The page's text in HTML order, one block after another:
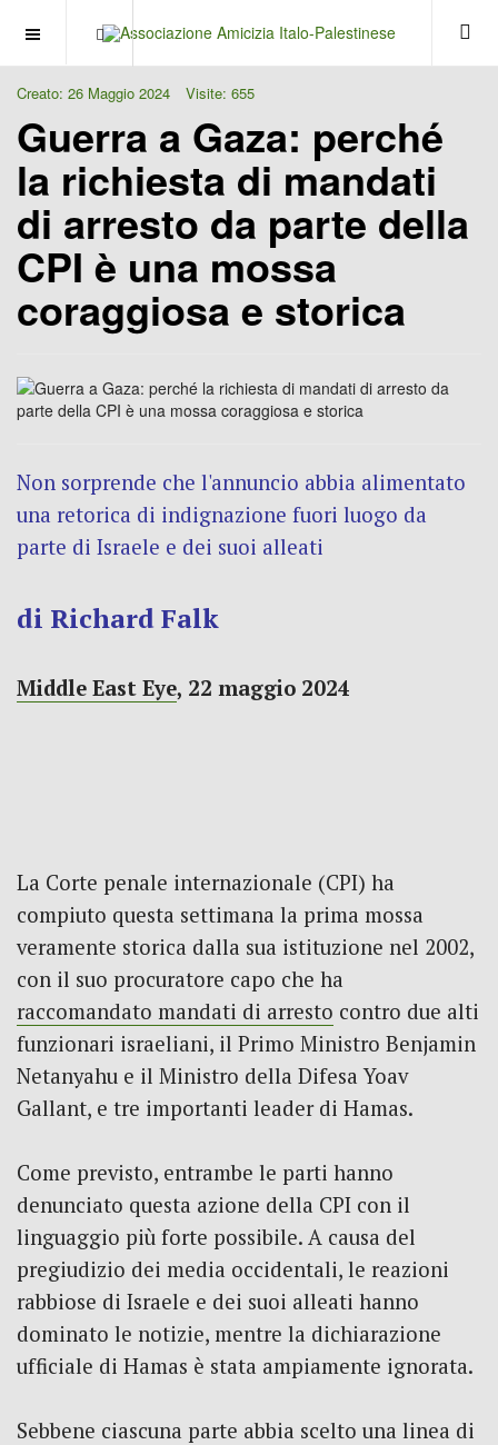
OFF CANVAS
Creato: 26 Maggio 2024 Visite: 655
Guerra a Gaza: perché
la richiesta di mandati
di arresto da parte della
CPI è una mossa
coraggiosa e storica
Non sorprende che l'annuncio abbia alimentato
una retorica di indignazione fuori luogo da
parte di Israele e dei suoi alleati
di Richard Falk
Middle East Eye, 22 maggio 2024
La Corte penale internazionale (CPI) ha
compiuto questa settimana la prima mossa
veramente storica dalla sua istituzione nel 2002,
con il suo procuratore capo che ha
raccomandato mandati di arresto contro due alti
funzionari israeliani, il Primo Ministro Benjamin
Netanyahu e il Ministro della Difesa Yoav
Gallant, e tre importanti leader di Hamas.
Come previsto, entrambe le parti hanno
denunciato questa azione della CPI con il
linguaggio più forte possibile. A causa del
pregiudizio dei media occidentali, le reazioni
rabbiose di Israele e dei suoi alleati hanno
dominato le notizie, mentre la dichiarazione
ufficiale di Hamas è stata ampiamente ignorata.
Sebbene ciascuna parte abbia scelto una linea di